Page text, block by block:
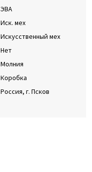
ЭВА
Иск. мех
Искусственный мех
Нет
Молния
Коробка
Россия, г. Псков